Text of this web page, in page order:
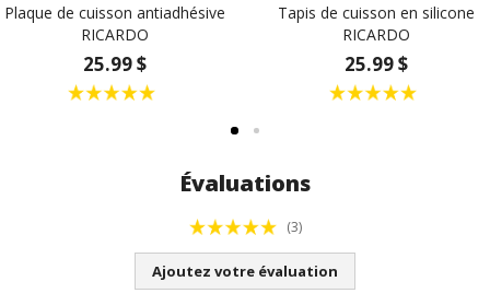
Plaque de cuisson antiadhésive
RICARDO
25.99 $
Tapis de cuisson en silicone
RICARDO
25.99 $
Évaluations
(3)
Ajoutez votre évaluation